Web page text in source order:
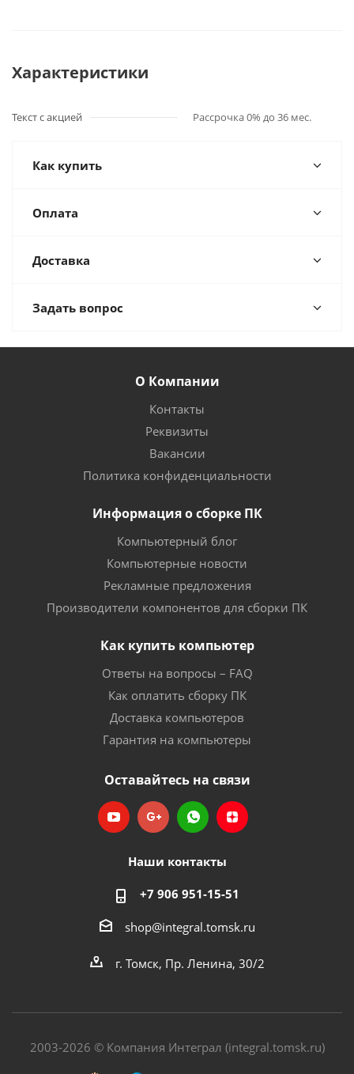
Характеристики
Текст с акцией Рассрочка 0% до 36 мес.
Как купить
Оплата
Доставка
Задать вопрос
О Компании
Контакты
Реквизиты
Вакансии
Политика конфиденциальности
Информация о сборке ПК
Компьютерный блог
Компьютерные новости
Рекламные предложения
Производители компонентов для сборки ПК
Как купить компьютер
Ответы на вопросы – FAQ
Как оплатить сборку ПК
Доставка компьютеров
Гарантия на компьютеры
Оставайтесь на связи
Наши контакты
+7 906 951-15-51
shop@integral.tomsk.ru
г. Томск, Пр. Ленина, 30/2
2003-2026 © Компания Интеграл (integral.tomsk.ru)